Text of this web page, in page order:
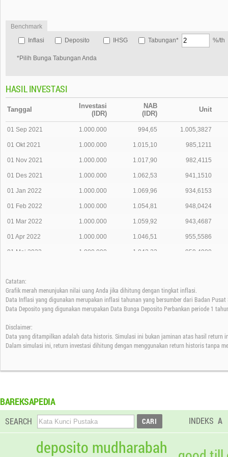
Benchmark
Inflasi
Deposito IHSG Tabungan* %/th
*Pilih Bunga Tabungan Anda
HASIL INVESTASI
Tanggal
Investasi
(IDR)
NAB
(IDR)
Unit
01 Sep 2021 1.000.000 994,65 1.005,3827
01 Okt 2021 1.000.000 1.015,10 985,1211
01 Nov 2021 1.000.000 1.017,90 982,4115
01 Des 2021 1.000.000 1.062,53 941,1510
01 Jan 2022 1.000.000 1.069,96 934,6153
01 Feb 2022 1.000.000 1.054,81 948,0424
01 Mar 2022 1.000.000 1.059,92 943,4687
01 Apr 2022 1.000.000 1.046,51 955,5586
01 Mei 2022 1.000.000 1.042,22 959,4900
01 Jul 2022
01 Agt 2022 1.000.000 1.143,78 874,2938
01 Sep 2022 1.000.000 1.139,49 877,5846
01 Okt 2022
01 Nov 2022 1.000.000 1.146,55 872,1830
01 Mar 2023
01 Apr 2023 1.000.000 1.146,28 872,3872
01 Jun 2023 1.000.000 1.128,37 886,2311
Catatan:
Grafik merah menunjukan nilai uang Anda jika dihitung dengan tingkat inflasi.
Data Inflasi yang digunakan merupakan inflasi tahunan yang bersumber dari Badan
Data Deposito yang digunakan merupakan Data Bunga Deposito Perbankan periode 1
Disclaimer:
Data yang ditampilkan adalah data historis. Simulasi ini bukan jaminan atas hasil return
Dalam simulasi ini, return investasi dihitung dengan menggunakan return historis tanpa
BAREKSAPEDIA
SEARCH INDEKS A
deposito mudharabah